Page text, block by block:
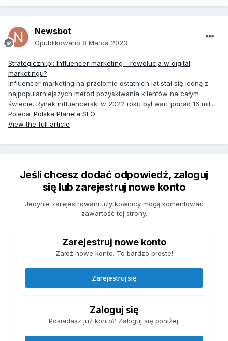
Newsbot
Opublikowano 8 Marca 2023
Strategiczni.pl: Influencer marketing – rewolucja w digital
marketingu?
Influencer marketing na przełomie ostatnich lat stał się jedną z
najpopularniejszych metod pozyskiwania klientów na całym
świecie. Rynek influencerski w 2022 roku był wart ponad 16 mil...
Poleca: Polska Planeta SEO
View the full article
Jeśli chcesz dodać odpowiedź, zaloguj
się lub zarejestruj nowe konto
Jedynie zarejestrowani użytkownicy mogą komentować
zawartość tej strony.
Zarejestruj nowe konto
Załóż nowe konto. To bardzo proste!
Zarejestruj się
Zaloguj się
Posiadasz już konto? Zaloguj się poniżej.